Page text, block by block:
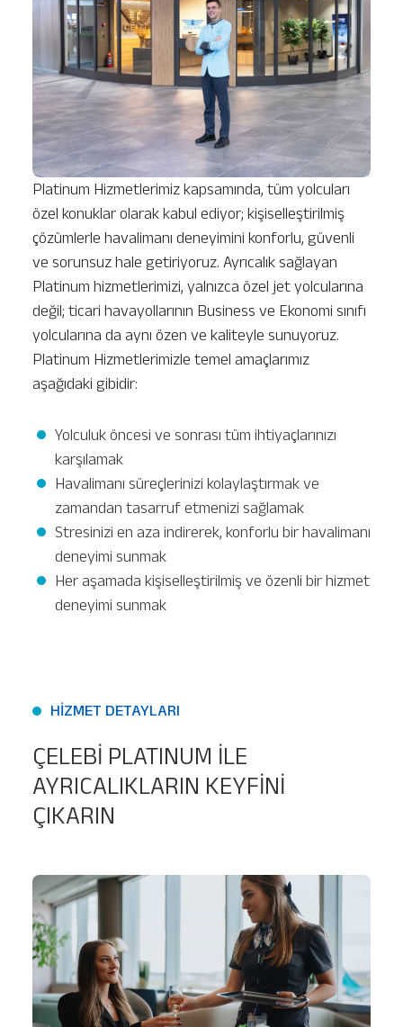
Platinum Hizmetlerimiz kapsamında, tüm yolcuları
özel konuklar olarak kabul ediyor; kişiselleştirilmiş
çözümlerle havalimanı deneyimini konforlu, güvenli
ve sorunsuz hale getiriyoruz. Ayrıcalık sağlayan
Platinum hizmetlerimizi, yalnızca özel jet yolcularına
değil; ticari havayollarının Business ve Ekonomi sınıfı
yolcularına da aynı özen ve kaliteyle sunuyoruz.
Platinum Hizmetlerimizle temel amaçlarımız
aşağıdaki gibidir:
Yolculuk öncesi ve sonrası tüm ihtiyaçlarınızı
karşılamak
Havalimanı süreçlerinizi kolaylaştırmak ve
zamandan tasarruf etmenizi sağlamak
Stresinizi en aza indirerek, konforlu bir havalimanı
deneyimi sunmak
Her aşamada kişiselleştirilmiş ve özenli bir hizmet
deneyimi sunmak
HİZMET DETAYLARI
ÇELEBİ PLATINUM İLE
AYRICALIKLARIN KEYFİNİ
ÇIKARIN